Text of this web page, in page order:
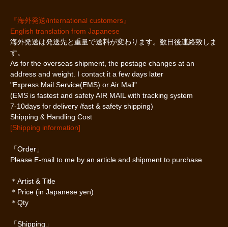
『海外発送/international customers』
English translation from Japanese
海外発送は発送先と重量で送料が変わります。数日後連絡致しま
す。
As for the overseas shipment, the postage changes at an
address and weight. I contact it a few days later
"Express Mail Service(EMS) or Air Mail"
(EMS is fastest and safety AIR MAIL with tracking system
7-10days for delivery /fast & safety shipping)
Shipping & Handling Cost
[Shipping information]
「Order」
Please E-mail to me by an article and shipment to purchase
＊Artist & Title
＊Price (in Japanese yen)
＊Qty
「Shipping」